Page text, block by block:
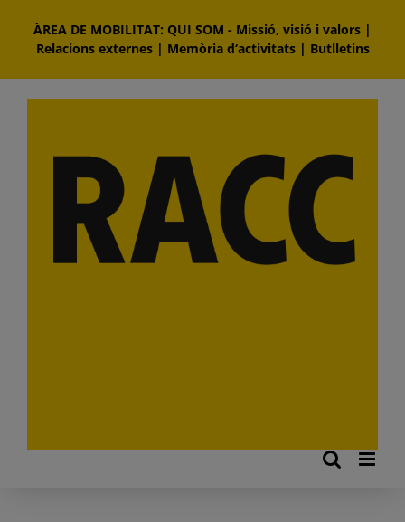
content
ÀREA DE MOBILITAT: QUI SOM - Missió, visió i valors |
Relacions externes| Memòria d‘activitats| Butlletins